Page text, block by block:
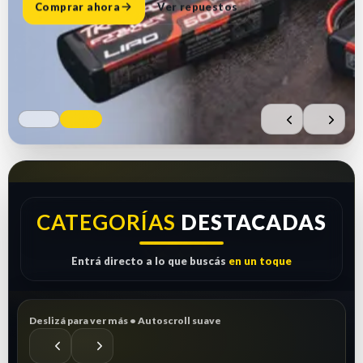
Comprar ahora Ver repuestos
CATEGORÍAS DESTACADAS
Entrá directo a lo que buscás en un toque
Deslizá para ver más • Autoscroll suave